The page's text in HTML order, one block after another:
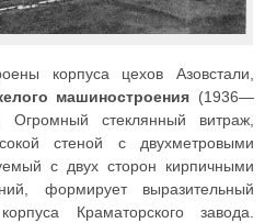
корпуса цехов Азовстали,
машиностроения (1936—
стеклянный витраж,
стеной с двухметровыми
с двух сторон кирпичными
формирует выразительный
Краматорского завода.